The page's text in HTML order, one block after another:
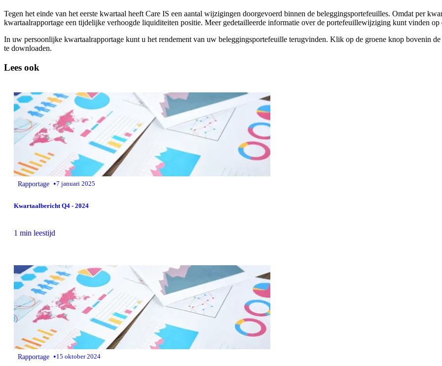
Tegen het einde van het eerste kwartaal heeft Care IS een aantal wijzigingen doorgevoerd binnen de beleggingsportefeuilles. Omdat per
kwartaalrapportage een tijdelijke verhoogde liquiditeiten positie. Meer gedetailleerde informatie over de portefeuillewijziging kunt vinden op
In uw persoonlijke kwartaalrapportage kunt u het rendement van uw beleggingsportefeuille terugvinden. Klik op de groene knop bovenin
te downloaden.
Lees ook
Rapportage •7 januari 2025
Kwartaalbericht Q4 - 2024
1 min leestijd
Rapportage •15 oktober 2024